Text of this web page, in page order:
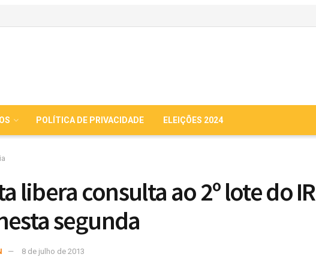
POLÍTICA DE PRIVACIDADE ELEIÇÕES 2024
libera consulta ao 2º lote do IR
segunda
8 de julho de 2013